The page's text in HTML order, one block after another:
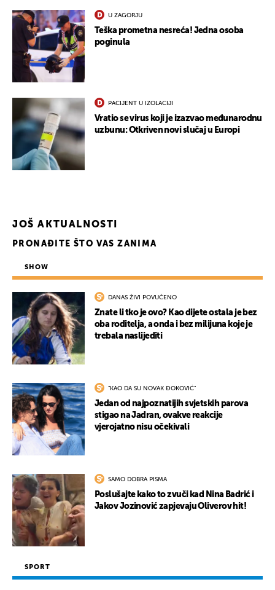
U ZAGORJU
Teška prometna nesreća! Jedna osoba
poginula
PACIJENT U IZOLACIJI
Vratio se virus koji je izazvao međunarodnu
uzbunu: Otkriven novi slučaj u Europi
JOŠ AKTUALNOSTI
PRONAĐITE ŠTO VAS ZANIMA
SHOW
DANAS ŽIVI POVUČENO
Znate li tko je ovo? Kao dijete ostala je bez
oba roditelja, a onda i bez milijuna koje je
trebala naslijediti
"KAO DA SU NOVAK ĐOKOVIĆ"
Jedan od najpoznatijih svjetskih parova
stigao na Jadran, ovakve reakcije
vjerojatno nisu očekivali
SAMO DOBRA PISMA
Poslušajte kako to zvuči kad Nina Badrić i
Jakov Jozinović zapjevaju Oliverov hit!
SPORT